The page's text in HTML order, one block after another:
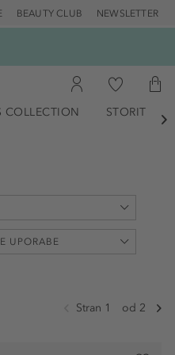
BEAUTY CLUB NEWSLETTER
COLLECTION STORITVE

UPORABE
Stran 1 od 2